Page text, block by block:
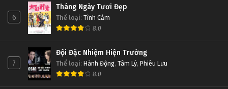
6
Tháng Ngày Tươi Đẹp
Thể loại: Tình Cảm
8.0
7
Đội Đặc Nhiệm Hiện Trường
Thể loại: Hành Động, Tâm Lý, Phiêu Lưu
8.0